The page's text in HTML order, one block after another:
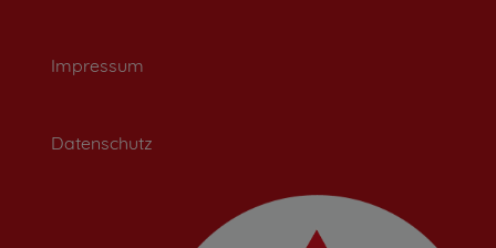
Impressum
Datenschutz